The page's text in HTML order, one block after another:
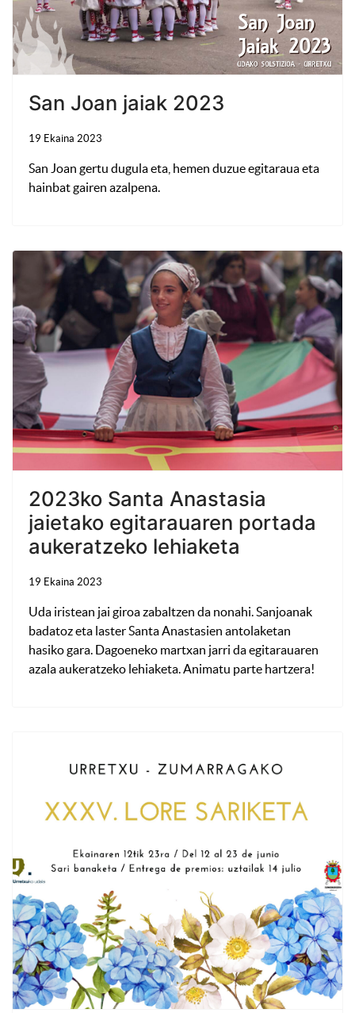
San Joan jaiak 2023
19 Ekaina 2023
San Joan gertu dugula eta, hemen duzue egitaraua eta
hainbat gairen azalpena.
2023ko Santa Anastasia
jaietako egitarauaren portada
aukeratzeko lehiaketa
19 Ekaina 2023
Uda iristean jai giroa zabaltzen da nonahi. Sanjoanak
badatoz eta laster Santa Anastasien antolaketan
hasiko gara. Dagoeneko martxan jarri da egitarauaren
azala aukeratzeko lehiaketa. Animatu parte hartzera!